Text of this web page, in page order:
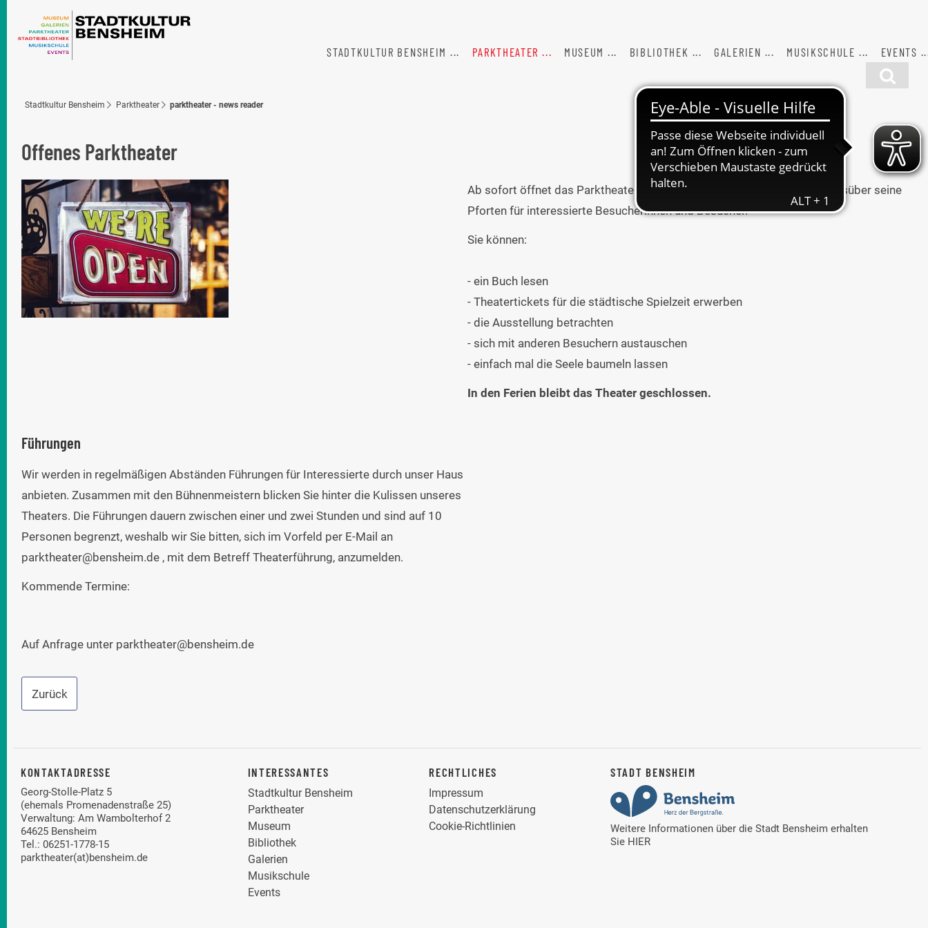
STADTKULTUR BENSHEIM PARKTHEATER MUSEUM BIBLIOTHEK GALERIEN MUSIKSCHULE EVENTS
Stadtkultur Bensheim Parktheater parktheater - news reader
Offenes Parktheater
Ab sofort öffnet das Parktheater donnerstags von 13:00 - 16:00 Uhr tagsüber seine
Pforten für interessierte Besucherinnen und Besucher.
Sie können:
- ein Buch lesen
- Theatertickets für die städtische Spielzeit erwerben
- die Ausstellung betrachten
- sich mit anderen Besuchern austauschen
- einfach mal die Seele baumeln lassen
In den Ferien bleibt das Theater geschlossen.
Führungen
Wir werden in regelmäßigen Abständen Führungen für Interessierte durch unser Haus
anbieten. Zusammen mit den Bühnenmeistern blicken Sie hinter die Kulissen unseres
Theaters. Die Führungen dauern zwischen einer und zwei Stunden und sind auf 10
Personen begrenzt, weshalb wir Sie bitten, sich im Vorfeld per E-Mail an
parktheater@bensheim.de , mit dem Betreff Theaterführung, anzumelden.
Kommende Termine:
Auf Anfrage unter parktheater@bensheim.de
Zurück
KONTAKTADRESSE
Georg-Stolle-Platz 5
(ehemals Promenadenstraße 25)
Verwaltung: Am Wambolterhof 2
64625 Bensheim
Tel.: 06251-1778-15
parktheater(at)bensheim.de
INTERESSANTES
Stadtkultur Bensheim
Parktheater
Museum
Bibliothek
Galerien
Musikschule
Events
RECHTLICHES
Impressum
Datenschutzerklärung
Cookie-Richtlinien
STADT BENSHEIM
Weitere Informationen über die Stadt Bensheim erhalten
Sie HIER